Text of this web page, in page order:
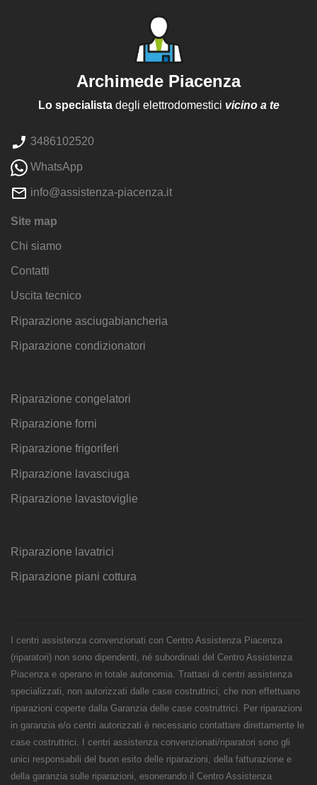
Archimede Piacenza
Lo specialistadegli elettrodomestici vicino a te
3486102520
WhatsApp
info@assistenza-piacenza.it
Site map
Chi siamo
Contatti
Uscita tecnico
Riparazione asciugabiancheria
Riparazione condizionatori
Riparazione congelatori
Riparazione forni
Riparazione frigoriferi
Riparazione lavasciuga
Riparazione lavastoviglie
Riparazione lavatrici
Riparazione piani cottura
I centri assistenza convenzionati con Centro Assistenza Piacenza
(riparatori) non sono dipendenti, né subordinati del Centro Assistenza
Piacenza e operano in totale autonomia. Trattasi di centri assistenza
specializzati, non autorizzati dalle case costruttrici, che non effettuano
riparazioni coperte dalla Garanzia delle case costruttrici. Per riparazioni
in garanzia e/o centri autorizzati è necessario contattare direttamente le
case costruttrici. I centri assistenza convenzionati/riparatori sono gli
unici responsabili del buon esito delle riparazioni, della fatturazione e
della garanzia sulle riparazioni, esonerando il Centro Assistenza